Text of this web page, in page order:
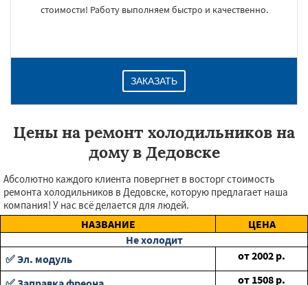
стоимости! Работу выполняем быстро и качественно.
ЗАКАЗАТЬ
Цены на ремонт холодильников на
дому в Дедовске
Абсолютно каждого клиента повергнет в восторг стоимость
ремонта холодильников в Дедовске, которую предлагает наша
компания! У нас всё делается для людей.
НАЗВАНИЕ
ЦЕНА
Не холодит
✅ Эл. модуль
от2002 р.
от 1508 р.